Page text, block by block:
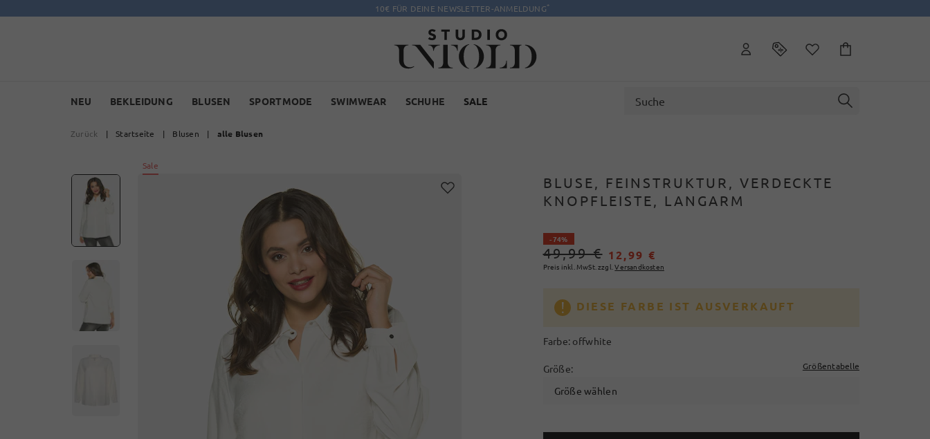
10€ FÜR DEINE NEWSLETTER-ANMELDUNG*
NEU BEKLEIDUNG BLUSEN SPORTMODE SWIMWEAR SCHUHE SALE
Zurück | Startseite | Blusen | alle Blusen
Sale
BLUSE, FEINSTRUKTUR, VERDECKTE
KNOPFLEISTE, LANGARM
- 74%
49,99 € 12,99 €
Preis inkl. MwSt. zzgl.Versandkosten
DIESE FARBE IST AUSVERKAUFT
Farbe: offwhite
Größe: Größentabelle
Größe wählen